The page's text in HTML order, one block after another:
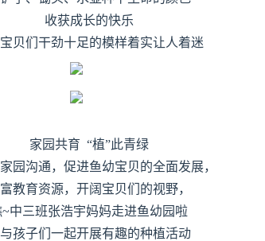
收获成长的快乐
贝们干劲十足的模样着实让人着迷
家园共育 “植”此青绿
园沟通，促进鱼幼宝贝的全面发展，
教育资源，开阔宝贝们的视野，
~中三班张浩宇妈妈走进鱼幼园啦
孩子们一起开展有趣的种植活动